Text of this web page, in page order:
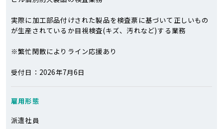
実際に加工部品付けされた製品を検査票に基づいて正しいもの
が生産されているか目視検査(キズ、汚れなど)する業務
※繁忙閑散によりライン応援あり
受付日：2026年7月6日
雇用形態
派遣社員